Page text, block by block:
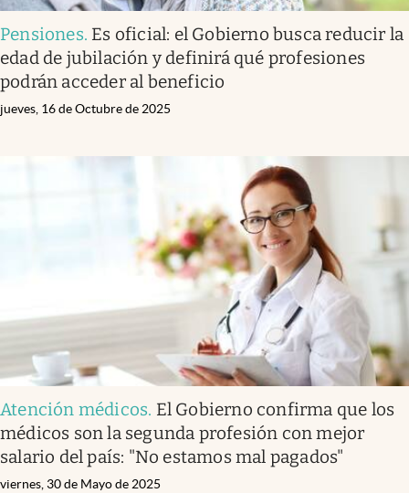
Pensiones. Es oficial: el Gobierno busca reducir la
edad de jubilación y definirá qué profesiones
podrán acceder al beneficio
jueves, 16 de Octubre de 2025
Atención médicos. El Gobierno confirma que los
médicos son la segunda profesión con mejor
salario del país: "No estamos mal pagados"
viernes, 30 de Mayo de 2025